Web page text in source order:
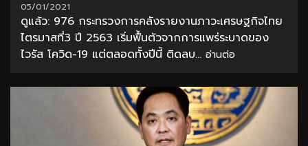
05/01/2021
ดูแล้ว: 976 กระทรวงการคลังรายงานภาวะเศรษฐกิจไทย
ไตรมาสที่3 ปี 2563 เริ่มฟื้นตัวจากการแพร่ระบาดของ
ไวรัส โควิด-19 แต่ตลอดทั้งปีนี้ ติดลบ... อ่านต่อ